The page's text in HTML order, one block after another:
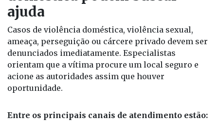
Como vítimas de violência
doméstica podem buscar
ajuda
Casos de violência doméstica, violência sexual,
ameaça, perseguição ou cárcere privado devem ser
denunciados imediatamente. Especialistas
orientam que a vítima procure um local seguro e
oportunidade.